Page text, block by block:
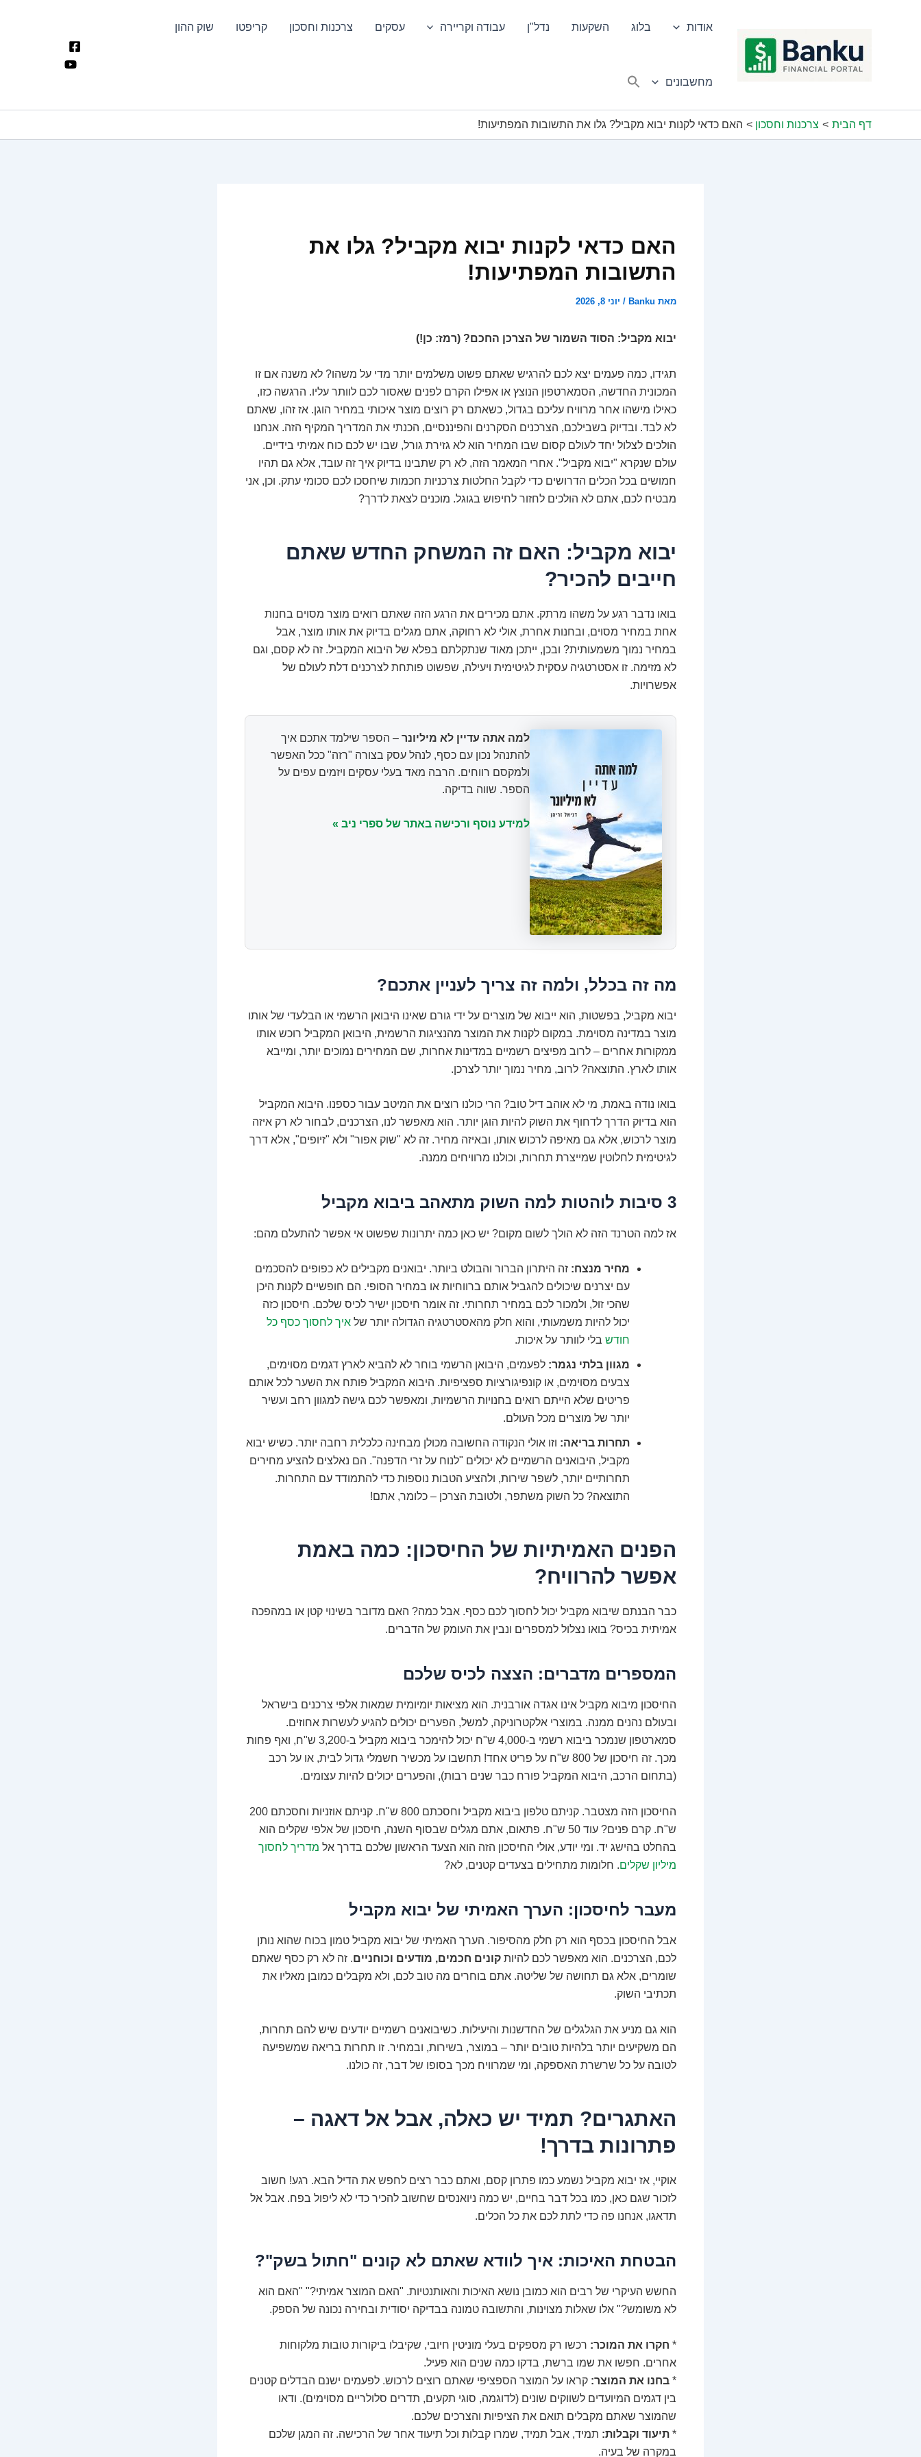
אודות בלוג השקעות נדל"ן עבודה וקריירה עסקים צרכנות וחסכון קריפטו שוק ההון
מחשבונים
דף הבית צרכנות וחסכון האם כדאי לקנות יבוא מקביל? גלו את התשובות המפתיעות!
האם כדאי לקנות יבוא מקביל? גלו את
התשובות המפתיעות!
מאת Banku
/ יוני 8, 2026
יבוא מקביל: הסוד השמור של הצרכן החכם? (רמז: כן!)
תגידו, כמה פעמים יצא לכם להרגיש שאתם פשוט משלמים יותר מדי על משהו? לא משנה אם זו
המכונית החדשה, הסמארטפון הנוצץ או אפילו הקרם לפנים שאסור לכם לוותר עליו. הרגשה כזו,
כאילו מישהו אחר מרוויח עליכם בגדול, כשאתם רק רוצים מוצר איכותי במחיר הוגן. אז זהו, שאתם
לא לבד. ובדיוק בשבילכם, הצרכנים הסקרנים והפיננסיים, הכנתי את המדריך המקיף הזה. אנחנו
הולכים לצלול יחד לעולם קסום שבו המחיר הוא לא גזירת גורל, שבו יש לכם כוח אמיתי בידיים.
עולם שנקרא "יבוא מקביל". אחרי המאמר הזה, לא רק שתבינו בדיוק איך זה עובד, אלא גם תהיו
חמושים בכל הכלים הדרושים כדי לקבל החלטות צרכניות חכמות שיחסכו לכם סכומי עתק. וכן, אני
מבטיח לכם, אתם לא הולכים לחזור לחיפוש בגוגל. מוכנים לצאת לדרך?
יבוא מקביל: האם זה המשחק החדש שאתם
חייבים להכיר?
בואו נדבר רגע על משהו מרתק. אתם מכירים את הרגע הזה שאתם רואים מוצר מסוים בחנות
אחת במחיר מסוים, ובחנות אחרת, אולי לא רחוקה, אתם מגלים בדיוק את אותו מוצר, אבל
במחיר נמוך משמעותית? ובכן, ייתכן מאוד שנתקלתם בפלא של היבוא המקביל. זה לא קסם, וגם
לא מזימה. זו אסטרטגיה עסקית לגיטימית ויעילה, שפשוט פותחת לצרכנים דלת לעולם של
אפשרויות.
למה אתה עדיין לא מיליונר – הספר שילמד אתכם איך
להתנהל נכון עם כסף, לנהל עסק בצורה "רזה" ככל האפשר
ולמקסם רווחים. הרבה מאד בעלי עסקים ויזמים עפים על
הספר. שווה בדיקה.
למידע נוסף ורכישה באתר של ספרי ניב »
מה זה בכלל, ולמה זה צריך לעניין אתכם?
יבוא מקביל, בפשטות, הוא ייבוא של מוצרים על ידי גורם שאינו היבואן הרשמי או הבלעדי של אותו
מוצר במדינה מסוימת. במקום לקנות את המוצר מהנציגות הרשמית, היבואן המקביל רוכש אותו
ממקורות אחרים – לרוב מפיצים רשמיים במדינות אחרות, שם המחירים נמוכים יותר, ומייבא
אותו לארץ. התוצאה? לרוב, מחיר נמוך יותר לצרכן.
בואו נודה באמת, מי לא אוהב דיל טוב? הרי כולנו רוצים את המיטב עבור כספנו. היבוא המקביל
הוא בדיוק הדרך לדחוף את השוק להיות הוגן יותר. הוא מאפשר לנו, הצרכנים, לבחור לא רק איזה
מוצר לרכוש, אלא גם מאיפה לרכוש אותו, ובאיזה מחיר. זה לא "שוק אפור" ולא "זיופים", אלא דרך
לגיטימית לחלוטין שמייצרת תחרות, וכולנו מרוויחים ממנה.
3 סיבות לוהטות למה השוק מתאהב ביבוא מקביל
אז למה הטרנד הזה לא הולך לשום מקום? יש כאן כמה יתרונות שפשוט אי אפשר להתעלם מהם:
מחיר מנצח: זה היתרון הברור והבולט ביותר. יבואנים מקבילים לא כפופים להסכמים
עם יצרנים שיכולים להגביל אותם ברווחיות או במחיר הסופי. הם חופשיים לקנות היכן
שהכי זול, ולמכור לכם במחיר תחרותי. זה אומר חיסכון ישיר לכיס שלכם. חיסכון כזה
יכול להיות משמעותי, והוא חלק מהאסטרטגיה הגדולה יותר של איך לחסוך כסף כל
חודש בלי לוותר על איכות.
מגוון בלתי נגמר: לפעמים, היבואן הרשמי בוחר לא להביא לארץ דגמים מסוימים,
צבעים מסוימים, או קונפיגורציות ספציפיות. היבוא המקביל פותח את השער לכל אותם
פריטים שלא הייתם רואים בחנויות הרשמיות, ומאפשר לכם גישה למגוון רחב ועשיר
יותר של מוצרים מכל העולם.
תחרות בריאה: וזו אולי הנקודה החשובה מכולן מבחינה כלכלית רחבה יותר. כשיש יבוא
מקביל, היבואנים הרשמיים לא יכולים "לנוח על זרי הדפנה". הם נאלצים להציע מחירים
תחרותיים יותר, לשפר שירות, ולהציע הטבות נוספות כדי להתמודד עם התחרות.
התוצאה? כל השוק משתפר, ולטובת הצרכן – כלומר, אתם!
הפנים האמיתיות של החיסכון: כמה באמת
אפשר להרוויח?
כבר הבנתם שיבוא מקביל יכול לחסוך לכם כסף. אבל כמה? האם מדובר בשינוי קטן או במהפכה
אמיתית בכיס? בואו נצלול למספרים ונבין את העומק של הדברים.
המספרים מדברים: הצצה לכיס שלכם
החיסכון מיבוא מקביל אינו אגדה אורבנית. הוא מציאות יומיומית שמאות אלפי צרכנים בישראל
ובעולם נהנים ממנה. במוצרי אלקטרוניקה, למשל, הפערים יכולים להגיע לעשרות אחוזים.
סמארטפון שנמכר ביבוא רשמי ב-4,000 ש"ח יכול להימכר ביבוא מקביל ב-3,200 ש"ח, ואף פחות
מכך. זה חיסכון של 800 ש"ח על פריט אחד! תחשבו על מכשיר חשמלי גדול לבית, או על רכב
(בתחום הרכב, היבוא המקביל פורח כבר שנים רבות), והפערים יכולים להיות עצומים.
החיסכון הזה מצטבר. קניתם טלפון ביבוא מקביל וחסכתם 800 ש"ח. קניתם אוזניות וחסכתם 200
ש"ח. קרם פנים? עוד 50 ש"ח. פתאום, אתם מגלים שבסוף השנה, חיסכון של אלפי שקלים הוא
בהחלט בהישג יד. ומי יודע, אולי החיסכון הזה הוא הצעד הראשון שלכם בדרך אל מדריך לחסוך
מיליון שקלים. חלומות מתחילים בצעדים קטנים, לא?
מעבר לחיסכון: הערך האמיתי של יבוא מקביל
אבל החיסכון בכסף הוא רק חלק מהסיפור. הערך האמיתי של יבוא מקביל טמון בכוח שהוא נותן
לכם, הצרכנים. הוא מאפשר לכם להיות קונים חכמים, מודעים וכוחניים. זה לא רק כסף שאתם
שומרים, אלא גם תחושה של שליטה. אתם בוחרים מה טוב לכם, ולא מקבלים כמובן מאליו את
תכתיבי השוק.
הוא גם מניע את הגלגלים של החדשנות והיעילות. כשיבואנים רשמיים יודעים שיש להם תחרות,
הם משקיעים יותר בלהיות טובים יותר – במוצר, בשירות, ובמחיר. זו תחרות בריאה שמשפיעה
לטובה על כל שרשרת האספקה, ומי שמרוויח מכך בסופו של דבר, זה כולנו.
האתגרים? תמיד יש כאלה, אבל אל דאגה –
פתרונות בדרך!
אוקיי, אז יבוא מקביל נשמע כמו פתרון קסם, ואתם כבר רצים לחפש את הדיל הבא. רגע! חשוב
לזכור שגם כאן, כמו בכל דבר בחיים, יש כמה ניואנסים שחשוב להכיר כדי לא ליפול בפח. אבל אל
תדאגו, אנחנו פה כדי לתת לכם את כל הכלים.
הבטחת האיכות: איך לוודא שאתם לא קונים "חתול בשק"?
החשש העיקרי של רבים הוא כמובן נושא האיכות והאותנטיות. "האם המוצר אמיתי?" "האם הוא
לא משומש?" אלו שאלות מצוינות, והתשובה טמונה בבדיקה יסודית ובחירה נכונה של הספק.
* חקרו את המוכר: רכשו רק מספקים בעלי מוניטין חיובי, שקיבלו ביקורות טובות מלקוחות
אחרים. חפשו את שמו ברשת, בדקו כמה שנים הוא פעיל.
* בחנו את המוצר: קראו על המוצר הספציפי שאתם רוצים לרכוש. לפעמים ישנם הבדלים קטנים
בין דגמים המיועדים לשווקים שונים (לדוגמה, סוגי תקעים, תדרים סלולריים מסוימים). ודאו
שהמוצר שאתם מקבלים תואם את הציפיות והצרכים שלכם.
* תיעוד וקבלות: תמיד, אבל תמיד, שמרו קבלות וכל תיעוד אחר של הרכישה. זה המגן שלכם
במקרה של בעיה.